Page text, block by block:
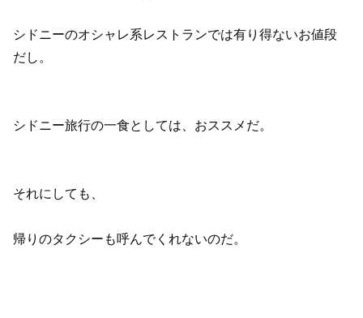
シドニーのオシャレ系レストランでは有り得ないお値段
だし。
シドニー旅行の一食としては、おススメだ。
それにしても、
帰りのタクシーも呼んでくれないのだ。